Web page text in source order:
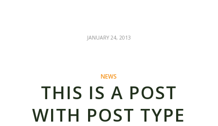
JANUARY 24, 2013
NEWS
THIS IS A POST
WITH POST TYPE